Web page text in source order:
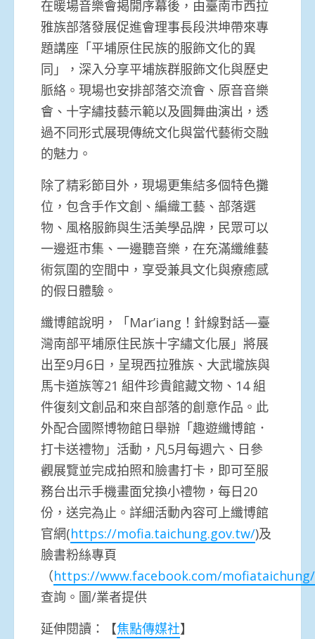
在暖場音樂會揭開序幕後，由臺南市西拉
雅族部落發展促進會理事長段洪坤帶來專
題講座「平埔原住民族的服飾文化的異
同」，深入分享平埔族群服飾文化與歷史
脈絡。現場也安排部落交流會、原音音樂
會、十字繡技藝示範以及圓舞曲演出，透
過不同形式展現傳統文化與當代藝術交融
的魅力。
除了精彩節目外，現場更集結多個特色攤
位，包含手作文創、編織工藝、部落選
物、風格服飾與生活美學品牌，民眾可以
一邊逛市集、一邊聽音樂，在充滿纖維藝
術氛圍的空間中，享受兼具文化與療癒感
的假日體驗。
纖博館說明，「Mar’iang！針線對話—臺
灣南部平埔原住民族十字繡文化展」將展
出至9月6日，呈現西拉雅族、大武壠族與
馬卡道族等21 組件珍貴館藏文物、14 組
件復刻文創品和來自部落的創意作品。此
外配合國際博物館日舉辦「趣遊纖博館．
打卡送禮物」活動，凡5月每週六、日參
觀展覽並完成拍照和臉書打卡，即可至服
務台出示手機畫面兌換小禮物，每日20
份，送完為止。詳細活動內容可上纖博館
官網(https://mofia.taichung.gov.tw/)及
臉書粉絲專頁
（https://www.facebook.com/mofiataichung/
查詢。圖/業者提供
延伸閱讀：【焦點傳媒社】